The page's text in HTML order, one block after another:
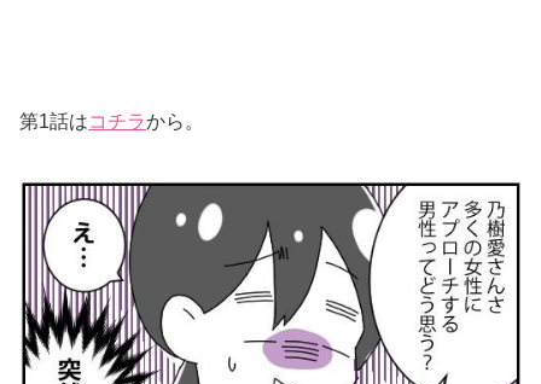
第1話はコチラから。